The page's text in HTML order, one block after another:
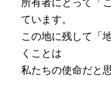
所有者にとって「
ています。
この地に残して「
くことは
私たちの使命だと